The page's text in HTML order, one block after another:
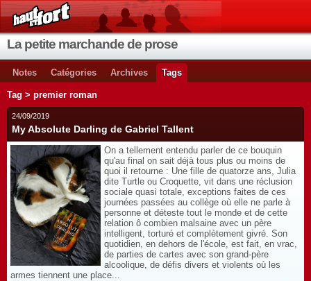
La petite marchande de prose
Notes Catégories Archives Tags
Tag > premier roman
24/09/2019
My Absolute Darling de Gabriel Tallent
On a tellement entendu parler de ce bouquin
qu'au final on sait déjà tous plus ou moins de
quoi il retourne : Une fille de quatorze ans, Julia
dite Turtle ou Croquette, vit dans une réclusion
sociale quasi totale, exceptions faites de ces
journées passées au collège où elle ne parle à
personne et déteste tout le monde et de cette
relation ô combien malsaine avec un père
intelligent, torturé et complètement givré. Son
quotidien, en dehors de l'école, est fait, en vrac,
de parties de cartes avec son grand-père
alcoolique, de défis divers et violents où les
armes tiennent une place...